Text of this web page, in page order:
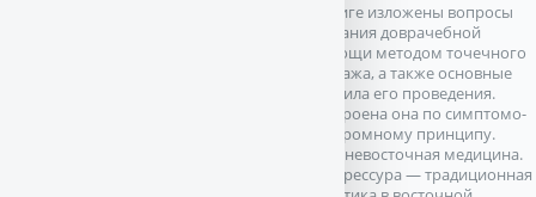
В книге изложены вопросы
оказания доврачебной
помощи методом точечного
массажа, а также основные
правила его проведения.
Построена она по симптомо-
синдромному принципу.
Древневосточная медицина.
Акупрессура — традиционная